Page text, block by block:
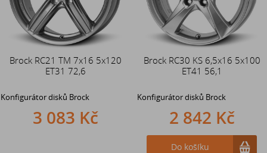
Brock RC21 TM 7x16 5x120
ET31 72,6
Konfigurátor disků Brock
3 083 Kč
Brock RC30 KS 6,5x16 5x100
ET41 56,1
Konfigurátor disků Brock
2 842 Kč
Do košíku